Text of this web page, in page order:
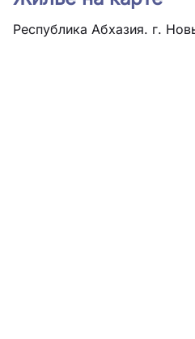
Республика Абхазия. г.